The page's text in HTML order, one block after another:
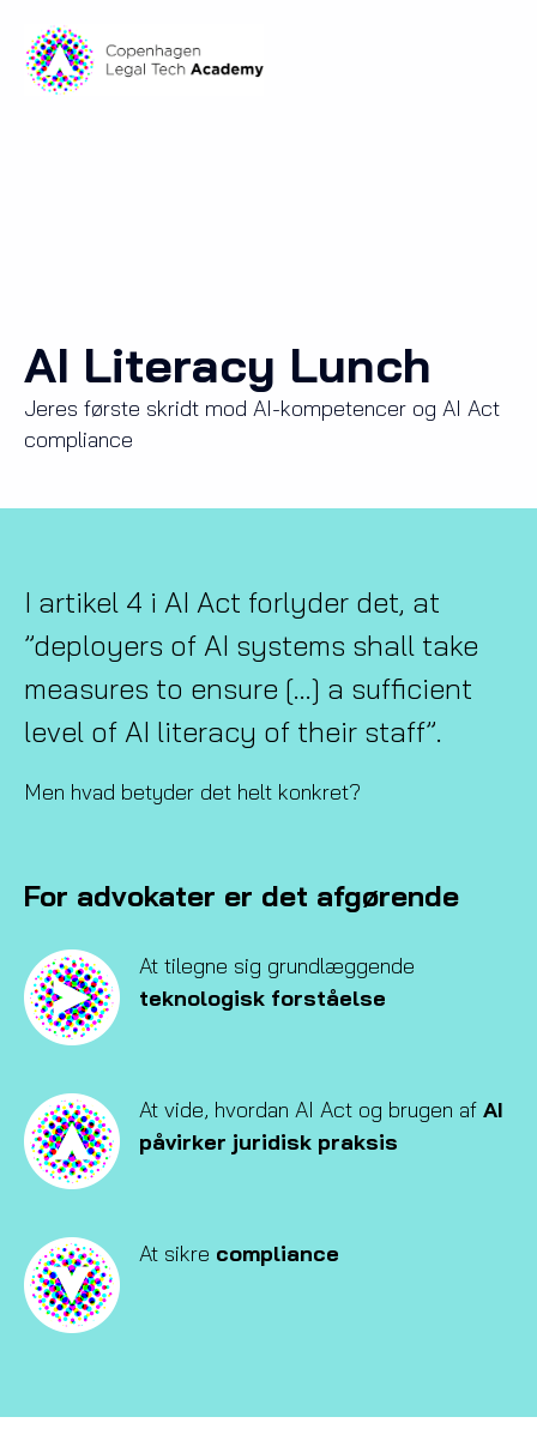
AI Literacy Lunch
Jeres første skridt mod AI-kompetencer og AI Act
compliance
I artikel 4 i AI Act forlyder det, at
”deployers of AI systems shall take
measures to ensure […] a sufficient
level of AI literacy of their staff”.
Men hvad betyder det helt konkret?
For advokater er det afgørende
At tilegne sig grundlæggende
teknologisk forståelse
At vide, hvordan AI Act og brugen af AI
påvirker juridisk praksis
At sikre compliance